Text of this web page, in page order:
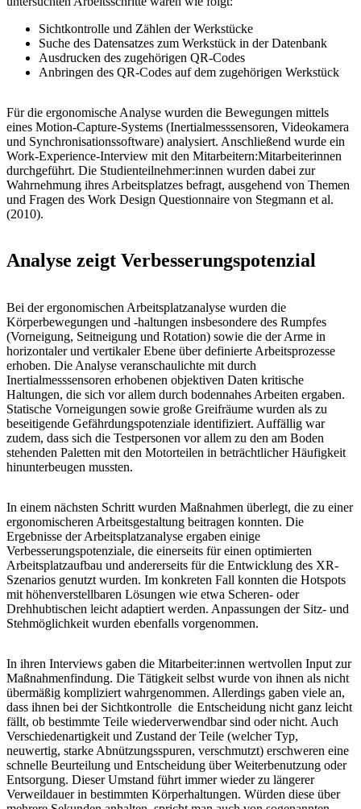
Sichtkontrolle und Zählen der Werkstücke
Suche des Datensatzes zum Werkstück in der Datenbank
Ausdrucken des zugehörigen QR-Codes
Anbringen des QR-Codes auf dem zugehörigen Werkstück
Für die ergonomische Analyse wurden die Bewegungen mittels
eines Motion-Capture-Systems (Inertialmesssensoren, Videokamera
und Synchronisationssoftware) analysiert. Anschließend wurde ein
Work-Experience-Interview mit den Mitarbeitern:Mitarbeiterinnen
durchgeführt. Die Studienteilnehmer:innen wurden dabei zur
Wahrnehmung ihres Arbeitsplatzes befragt, ausgehend von Themen
und Fragen des Work Design Questionnaire von Stegmann et al.
(2010).
Analyse zeigt Verbesserungspotenzial
Bei der ergonomischen Arbeitsplatzanalyse wurden die
Körperbewegungen und -haltungen insbesondere des Rumpfes
(Vorneigung, Seitneigung und Rotation) sowie die der Arme in
horizontaler und vertikaler Ebene über definierte Arbeitsprozesse
erhoben. Die Analyse veranschaulichte mit durch
Inertialmesssensoren erhobenen objektiven Daten kritische
Haltungen, die sich vor allem durch bodennahes Arbeiten ergaben.
Statische Vorneigungen sowie große Greifräume wurden als zu
beseitigende Gefährdungspotenziale identifiziert. Auffällig war
zudem, dass sich die Testpersonen vor allem zu den am Boden
stehenden Paletten mit den Motorteilen in beträchtlicher Häufigkeit
hinunterbeugen mussten.
In einem nächsten Schritt wurden Maßnahmen überlegt, die zu einer
ergonomischeren Arbeitsgestaltung beitragen konnten. Die
Ergebnisse der Arbeitsplatzanalyse ergaben einige
Verbesserungspotenziale, die einerseits für einen optimierten
Arbeitsplatzaufbau und andererseits für die Entwicklung des XR-
Szenarios genutzt wurden. Im konkreten Fall konnten die Hotspots
mit höhenverstellbaren Lösungen wie etwa Scheren- oder
Drehhubtischen leicht adaptiert werden. Anpassungen der Sitz- und
Stehmöglichkeit wurden ebenfalls vorgenommen.
In ihren Interviews gaben die Mitarbeiter:innen wertvollen Input zur
Maßnahmenfindung. Die Tätigkeit selbst wurde von ihnen als nicht
übermäßig kompliziert wahrgenommen. Allerdings gaben viele an,
dass ihnen bei der Sichtkontrolle die Entscheidung nicht ganz leicht
fällt, ob bestimmte Teile wiederverwendbar sind oder nicht. Auch
Verschiedenartigkeit und Zustand der Teile (welcher Typ,
neuwertig, starke Abnützungsspuren, verschmutzt) erschweren eine
schnelle Beurteilung und Entscheidung über Weiterbenutzung oder
Entsorgung. Dieser Umstand führt immer wieder zu längerer
Verweildauer in bestimmten Körperhaltungen. Würden diese über